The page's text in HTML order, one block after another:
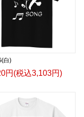
白)
円(税込3,103円)